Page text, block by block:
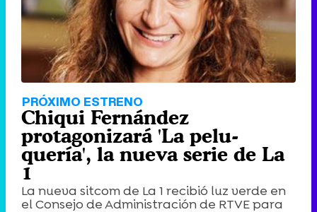
PRÓXIMO ESTRENO
Chiqui Fernández
protagonizará 'La pelu-
quería', la nueva serie de La
1
La nueva sitcom de La 1 recibió luz verde en
el Consejo de Administración de RTVE para